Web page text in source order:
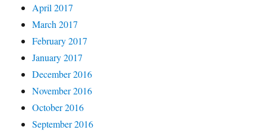
April 2017
March 2017
February 2017
January 2017
December 2016
November 2016
October 2016
September 2016